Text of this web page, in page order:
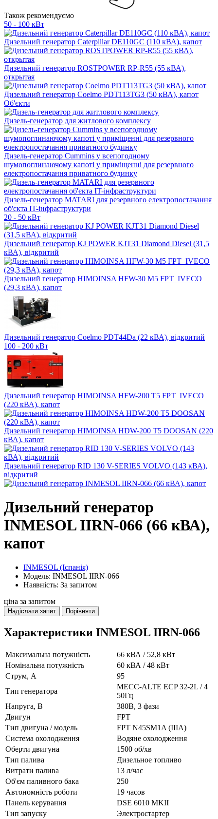
Також рекомендуємо
50 - 100 кВт
Дизельний генератор Caterpillar DE110GC (110 кВА), капот
Дизельний генератор ROSTPOWER RP-R55 (55 кВА),
открытая
Дизельний генератор Coelmo PDT113TG3 (50 кВА), капот
Об'єкти
Дизель-генератор для житлового комплексу
Дизель-генератор Cummins у всепогодному
шумопоглинаючому капоті у приміщенні для резервного
електропостачання приватного будинку
Дизель-генератор MATARI для резервного електропостачання
об'єкта IT-інфраструктури
20 - 50 кВт
Дизельний генератор KJ POWER KJT31 Diamond Diesel (31,5
кВА), відкритий
Дизельний генератор HIMOINSA HFW-30 M5 FPT_IVECO
(29,3 кВА), капот
Дизельний генератор Coelmo PDT44Da (22 кВА), відкритий
100 - 200 кВт
Дизельний генератор HIMOINSA HFW-200 T5 FPT_IVECO
(220 кВА), капот
Дизельний генератор HIMOINSA HDW-200 T5 DOOSAN (220
кВА), капот
Дизельний генератор RID 130 V-SERIES VOLVO (143 кВА),
відкритий
Дизельний генератор
INMESOL IIRN-066 (66 кВА),
капот
INMESOL (Іспанія)
Модель: INMESOL IIRN-066
Наявність: За запитом
ціна за запитом
Надіслати запит Порівняти
Характеристики INMESOL IIRN-066
Максимальна потужність
66 кВА / 52,8 кВт
Номінальна потужність
60 кВА / 48 кВт
Струм, А
95
Тип генератора
MECC-ALTE ECP 32-2L / 4
50Гц
Напруга, В
380В, 3 фази
Двигун
FPT
Тип двигуна / модель
FPT N45SM1A (IIIA)
Система охолодження
Водяне охолодження
Оберти двигуна
1500 об/хв
Тип палива
Дизельное топливо
Витрати палива
13 л/час
Об'єм паливного бака
250
Автономність роботи
19 часов
Панель керування
DSE 6010 MKII
Тип запуску
Электростартер